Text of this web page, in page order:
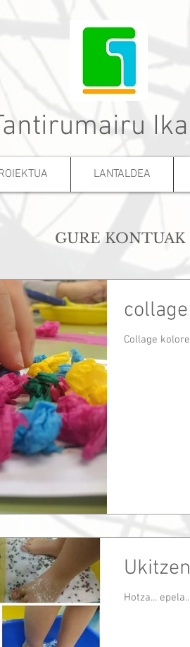
LANTALDEA
GURE KONTUAK
collage
Collage
Hotza...